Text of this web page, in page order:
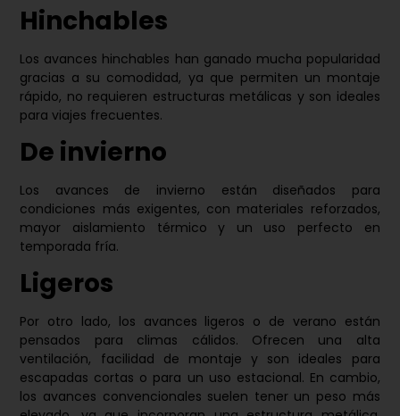
Hinchables
Los avances hinchables han ganado mucha popularidad
gracias a su comodidad, ya que permiten un montaje
rápido, no requieren estructuras metálicas y son ideales
para viajes frecuentes.
De invierno
Los avances de invierno están diseñados para
condiciones más exigentes, con materiales reforzados,
mayor aislamiento térmico y un uso perfecto en
temporada fría.
Ligeros
Por otro lado, los avances ligeros o de verano están
pensados para climas cálidos. Ofrecen una alta
ventilación, facilidad de montaje y son ideales para
escapadas cortas o para un uso estacional. En cambio,
los avances convencionales suelen tener un peso más